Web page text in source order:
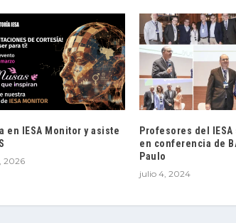
en IESA Monitor y asiste
2026
Profesores del
en conferencia de
Paulo
julio 4, 2024